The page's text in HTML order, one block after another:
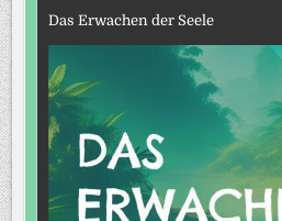
Das Erwachen der Seele